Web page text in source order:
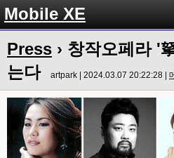
Mobile XE
Press › 창작오페라 '
는다
artpark | 2024.03.07 20:22:28 |